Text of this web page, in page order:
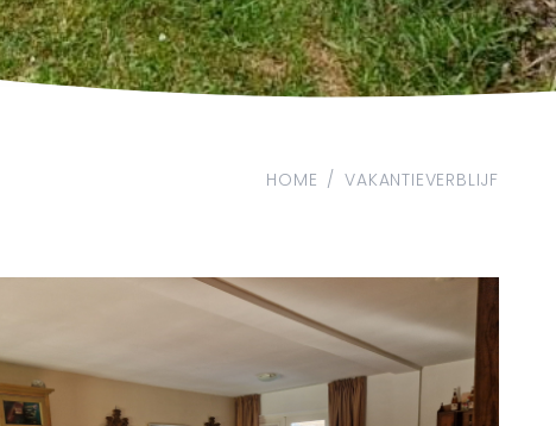
HOME / VAKANTIEVERBLIJF